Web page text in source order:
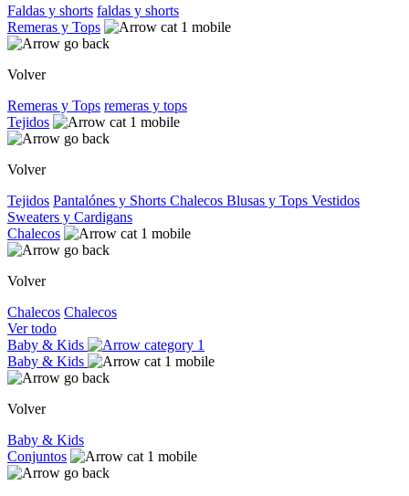
Faldas y shorts faldas y shorts
Remeras y Tops
Volver
Remeras y Tops remeras y tops
Tejidos
Volver
Tejidos Pantalónes y Shorts Chalecos Blusas y Tops Vestidos
Sweaters y Cardigans
Chalecos
Volver
Chalecos Chalecos
Ver todo
Baby & Kids
Baby & Kids
Volver
Baby & Kids
Conjuntos